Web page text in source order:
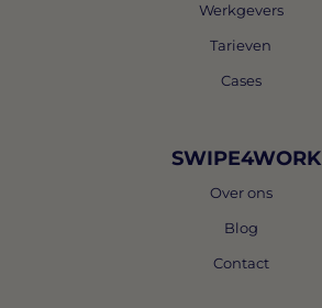
Werkgevers
Tarieven
Cases
SWIPE4WORK
Over ons
Blog
Contact